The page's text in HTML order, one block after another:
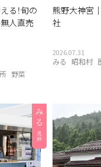
る！旬の
人直売
野菜
熊野大神宮
社
2026.07.31
みる 昭和村